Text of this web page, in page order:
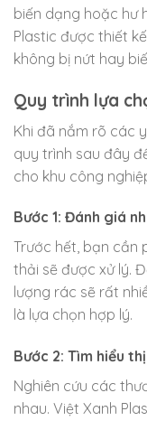
biến dạng hoặc hư
Plastic được thiết
không bị nứt hay
Quy trình lựa
Khi đã nắm rõ các
quy trình sau đây
cho khu công
Bước 1: Đánh giá
Trước hết, bạn cần
thải sẽ được xử lý.
lượng rác sẽ rất
là lựa chọn hợp lý.
Bước 2: Tìm hiểu
Nghiên cứu các
nhau. Việt Xanh